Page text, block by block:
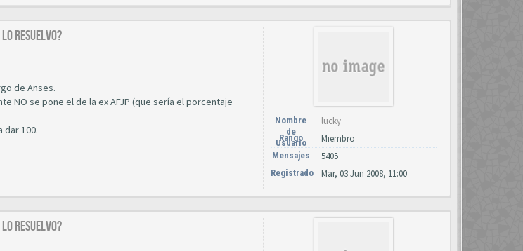
RESUELVO?
de Anses.
NO se pone el de la ex AFJP (que sería el porcentaje
dar 100.
Nombre
de
Usuario
lucky
Rango Miembro
Mensajes 5405
Registrado Mar, 03 Jun 2008, 11:00
RESUELVO?